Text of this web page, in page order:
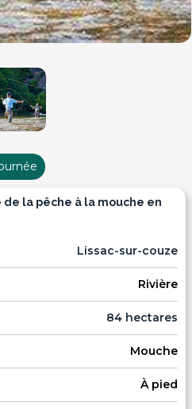
Lissac-sur-couze
Rivière
84 hectares
Mouche
À pied